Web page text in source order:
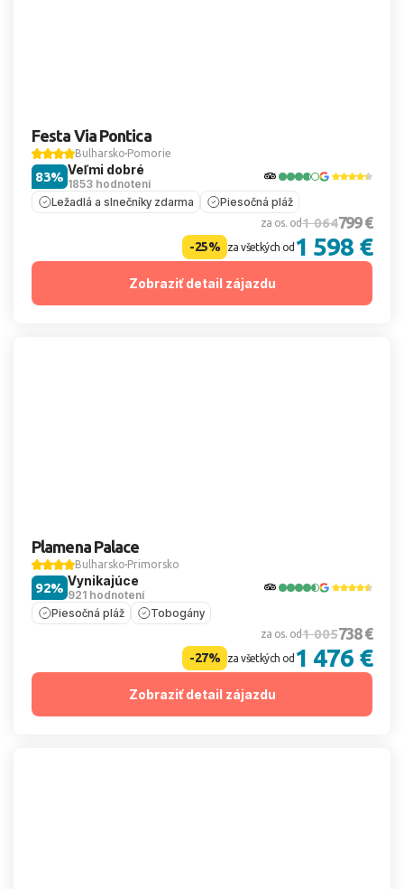
Festa Via Pontica
Bulharsko Pomorie
Veľmi dobré
1853 hodnotení
83%
Ležadlá a slnečníky zdarma Piesočná pláž
za os. od1 064799 €
-25% za všetkých od 1 598 €
Zobraziť detail zájazdu
Plamena Palace
Bulharsko Primorsko
Vynikajúce
921 hodnotení
92%
Piesočná pláž Tobogány
za os. od1 005738 €
-27% za všetkých od 1 476 €
Zobraziť detail zájazdu